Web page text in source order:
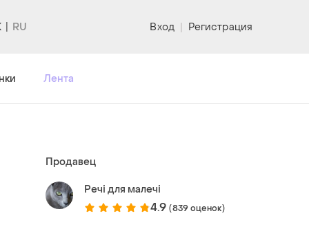
Вход | Регистрация
Лента
Продавец
Речі для малечі
4.9 (839 оценок)